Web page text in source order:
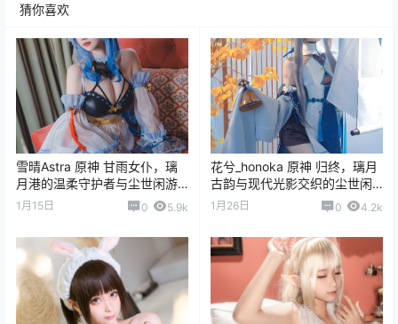
猜你喜欢
雪晴Astra 原神 甘雨女仆，璃
月港的温柔守护者与尘世闲游
的绝美瞬间
1月15日 0 5.9k
花兮_honoka 原神 归终，璃月
古韵与现代光影交织的尘世闲
游写真纪行
1月26日 0 4.2k